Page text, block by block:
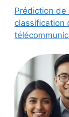
Prédiction de
classification